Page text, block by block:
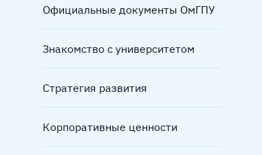
Официальные документы ОмГПУ
Знакомство с университетом
Стратегия развития
Корпоративные ценности